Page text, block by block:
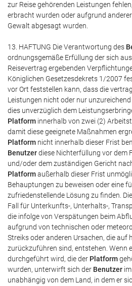
zur Reise gehörenden Leistungen
erbracht wurden oder aufgrund
Gewalt abgesagt wurden.
13. HAFTUNG Die Verantwortung des
ordnungsgemäße Erfüllung der sich
Reisevertrag ergebenden
Königlichen Gesetzesdekrets 1/2007
vor Ort feststellen kann, dass die
Leistungen nicht oder nur
dies unverzüglich dem
Platform innerhalb von zwei (2)
damit diese geeignete Maßnahmen
Platform nicht innerhalb dieser Frist
Benutzerdiese Nichterfüllung vor dem
und/oder dem zuständigen Gericht
Platformaußerhalb dieser Frist
Behauptungen zu beweisen oder eine
zufriedenstellende Lösung zu finden. Die
Fall für Unterkunfts-, Unterhalts-,
die infolge von Verspätungen beim
aufgrund von technischen oder
Streiks oder anderen Ursachen, die auf
zurückzuführen sind, entstehen. Wenn
durchgeführt wird, die der Platform
wurden, unterwirft sich der Benutzer
unabhängig von dem Land, in dem er